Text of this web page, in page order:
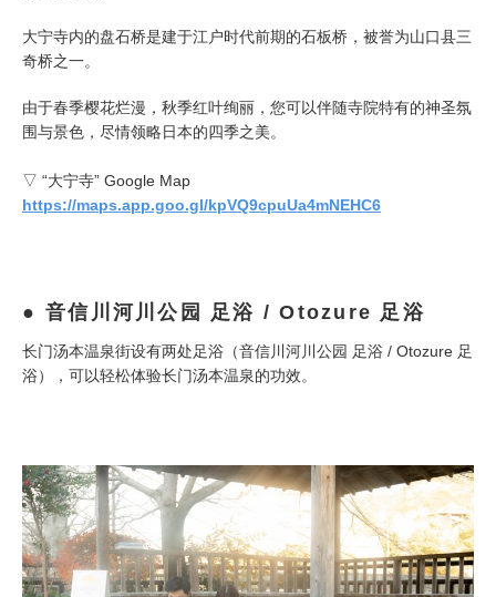
大宁寺内的盘石桥是建于江户时代前期的石板桥，被誉为山口县三
奇桥之一。
由于春季樱花烂漫，秋季红叶绚丽，您可以伴随寺院特有的神圣氛
围与景色，尽情领略日本的四季之美。
▽ “大宁寺” Google Map
https://maps.app.goo.gl/kpVQ9cpuUa4mNEHC6
音信川河川公园 足浴 / Otozure 足浴
长门汤本温泉街设有两处足浴（音信川河川公园 足浴 / Otozure 足
浴），可以轻松体验长门汤本温泉的功效。